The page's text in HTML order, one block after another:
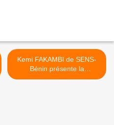
Kemi FAKAMBI de SENS-
Bénin présente la
démarche B'EST (Bénin